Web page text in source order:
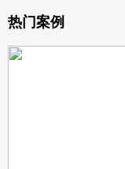
热门案例